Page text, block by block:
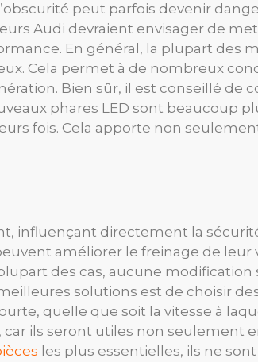
peut parfois devenir
Audi devraient envisager de
En général, la plupart des
Cela permet à de nombreux
Bien sûr, il est conseillé de
phares LED sont beaucoup
fois. Cela apporte non
directement la
améliorer le freinage de
des cas, aucune
solutions est de choisir
quelle que soit la vitesse à
ils seront utiles non seulement
les plus essentielles, ils ne